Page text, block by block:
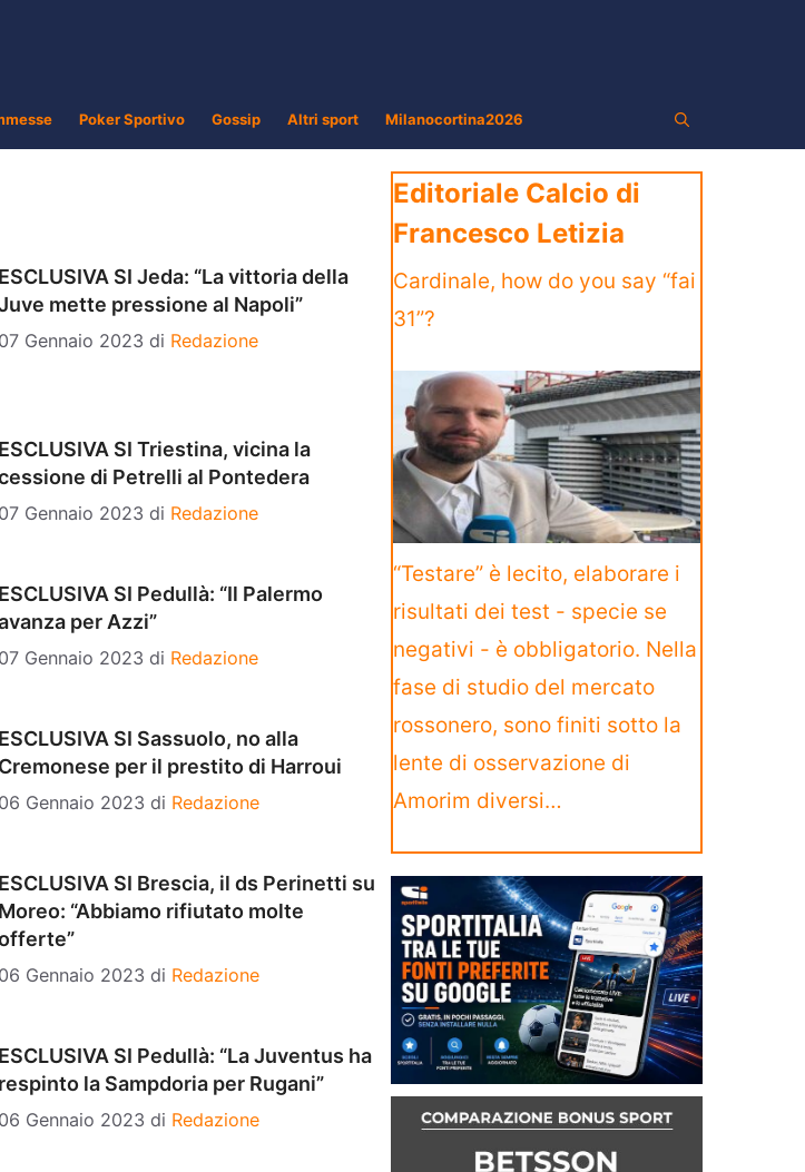
Poker Sportivo Gossip Altri sport Milanocortina2026
ESCLUSIVA SI Jeda: “La vittoria della
mette pressione al Napoli”
07 Gennaio 2023 di Redazione
ESCLUSIVA SI Triestina, vicina la
di Petrelli al Pontedera
07 Gennaio 2023 di Redazione
ESCLUSIVA SI Pedullà: “Il Palermo
per Azzi”
07 Gennaio 2023 di Redazione
ESCLUSIVA SI Sassuolo, no alla
Cremonese per il prestito di Harroui
06 Gennaio 2023 di Redazione
ESCLUSIVA SI Brescia, il ds Perinetti su
Moreo: “Abbiamo rifiutato molte
06 Gennaio 2023 di Redazione
ESCLUSIVA SI Pedullà: “La Juventus ha
respinto la Sampdoria per Rugani”
06 Gennaio 2023 di Redazione
Editoriale Calcio di
Francesco Letizia
Cardinale, how do you say “fai
31”?
“Testare” è lecito, elaborare i
risultati dei test - specie se
negativi - è obbligatorio. Nella
fase di studio del mercato
rossonero, sono finiti sotto la
lente di osservazione di
Amorim diversi…